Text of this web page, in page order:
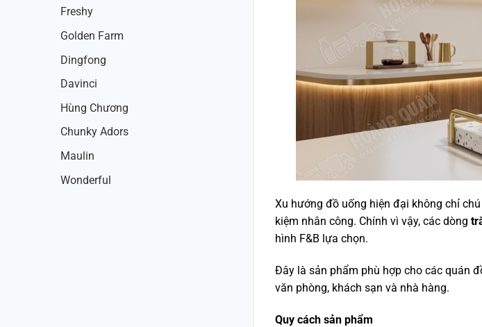
Freshy
Golden Farm
Dingfong
Davinci
Hùng Chương
Chunky Adors
Maulin
Wonderful
Xu hướng đồ uống hiện đại không chỉ
kiệm nhân công. Chính vì vậy, các dòng
hình F&B lựa chọn.
Đây là sản phẩm phù hợp cho các quán
văn phòng, khách sạn và nhà hàng.
Quy cách sản phẩm